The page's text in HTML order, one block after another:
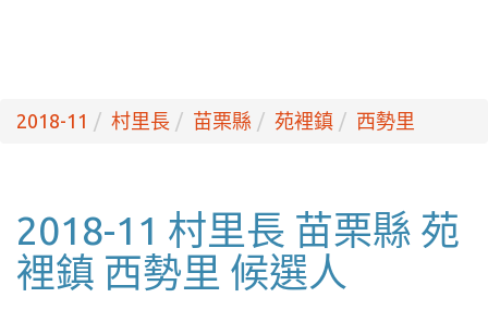
2018-11 村里長 苗栗縣 苑裡鎮 西勢里
2018-11 村里長 苗栗縣 苑
裡鎮 西勢里 候選人